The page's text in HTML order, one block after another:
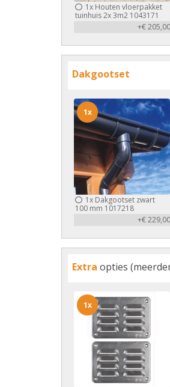
1x Houten vloerpakket
tuinhuis 2x 3m2 1043171
+€ 205,00
Dakgootset
1x Dakgootset zwart
100 mm 1017218
+€ 229,00
1x
Extra opties
1x